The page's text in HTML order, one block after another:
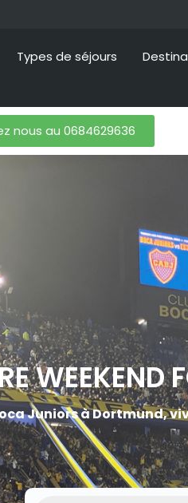
Types de séjours
nous au 0684629636
WEEKEND
Juniors à Dortmund,